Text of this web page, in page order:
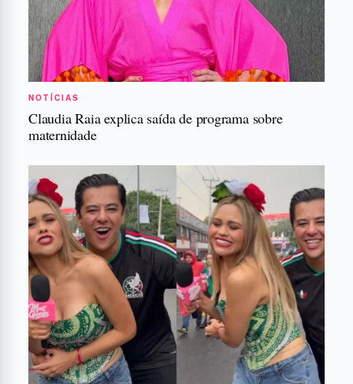
NOTÍCIAS
Claudia Raia explica saída de programa sobre
maternidade